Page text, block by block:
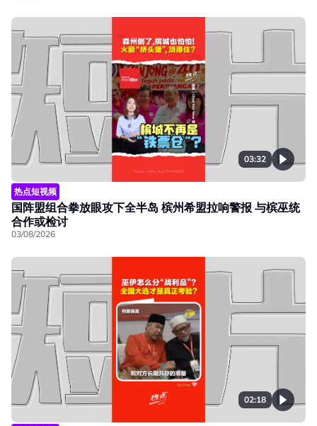
03:32
热点短视频
国阵盟组合拳放眼攻下全半岛 槟州希盟拉响警报 与槟巫统
合作或检讨
03/08/2026
02:18